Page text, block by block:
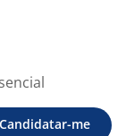
Candidatar-me